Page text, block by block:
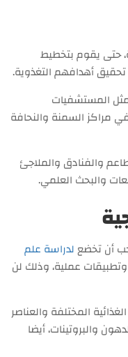
حتى يقوم بتخطيط
تحقيق أهدافهم التغذوية.
المستشفيات
مراكز السمنة والنحافة
والفنادق والملاجئ
والبحث العلمي.
أن تخضعلدراسة علم
عملية، وذلك لن
المختلفة والعناصر
والبروتينات، أيضا